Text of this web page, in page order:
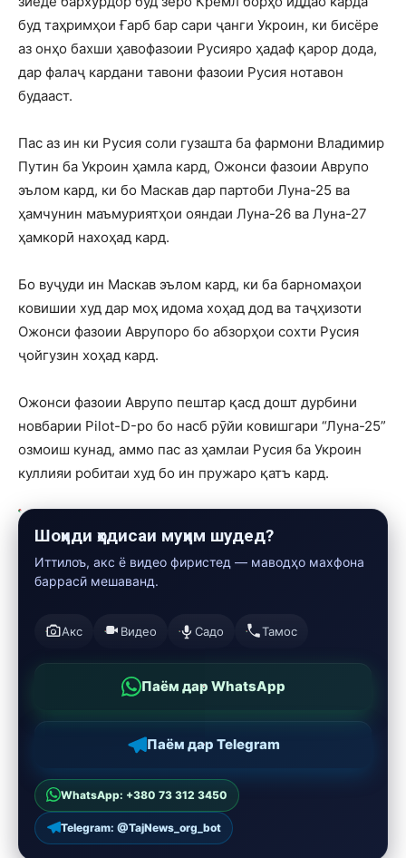
буд таҳримҳои Ғарб бар сари ҷанги Укроин, ки бисёре
аз онҳо бахши ҳавофазоии Русияро ҳадаф қарор дода,
дар фалаҷ кардани тавони фазоии Русия нотавон
будааст.
Пас аз ин ки Русия соли гузашта ба фармони Владимир
Путин ба Укроин ҳамла кард, Ожонси фазоии Аврупо
эълом кард, ки бо Маскав дар партоби Луна-25 ва
ҳамчунин маъмуриятҳои ояндаи Луна-26 ва Луна-27
ҳамкорӣ нахоҳад кард.
Бо вуҷуди ин Маскав эълом кард, ки ба барномаҳои
ковишии худ дар моҳ идома хоҳад дод ва таҷҳизоти
Ожонси фазоии Аврупоро бо абзорҳои сохти Русия
ҷойгузин хоҳад кард.
Ожонси фазоии Аврупо пештар қасд дошт дурбини
новбарии Pilot-D-ро бо насб рӯйи ковишгари “Луна-25”
озмоиш кунад, аммо пас аз ҳамлаи Русия ба Укроин
куллияи робитаи худ бо ин пружаро қатъ кард.
Шоҳиди ҳодисаи муҳим шудед?
Иттилоъ, акс ё видео фиристед — маводҳо махфона
баррасӣ мешаванд.
Акс Видео Садо Тамос
Паём дар WhatsApp
Паём дар Telegram
WhatsApp: +380 73 312 3450
Telegram: @TajNews_org_bot